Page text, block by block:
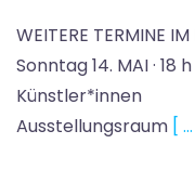
WEITERE TERMINE
Sonntag 14. MAI ·
Künstler*innen
Ausstellungsraum [